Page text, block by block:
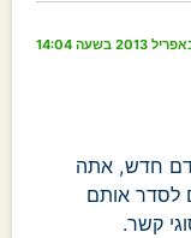
חדש, אתה
לסדר אותם
קשר.